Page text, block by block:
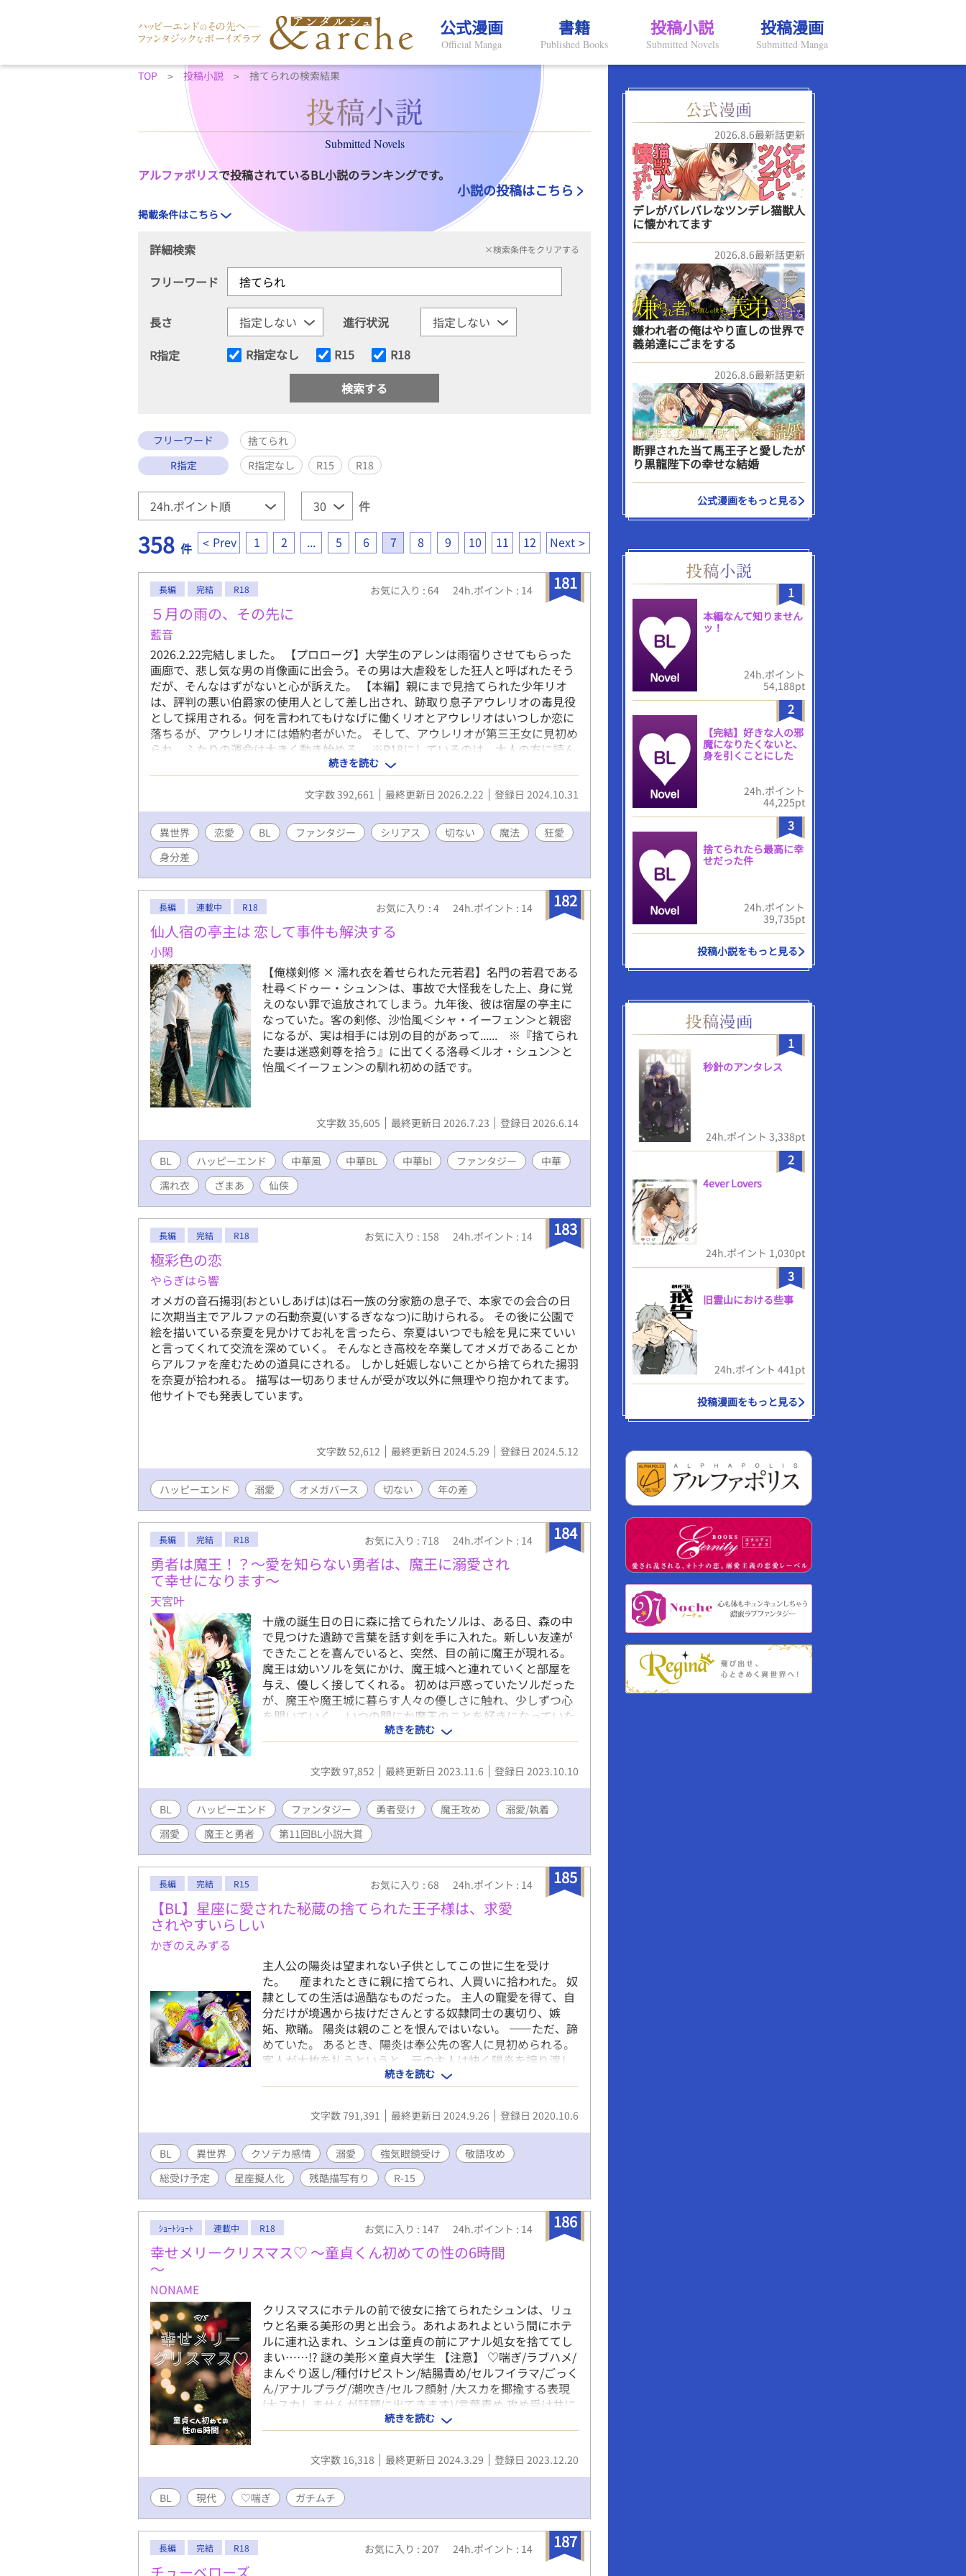
公式漫画
Official Manga
書籍
Published Books
投稿小説
Submitted Novels
投稿漫画
Submitted Manga
TOP 投稿小説 捨てられの検索結果
Submitted Novels
アルファポリスで投稿されているBL小説のランキングです。
小説の投稿はこちら
掲載条件はこちら
詳細検索 ×検索条件をクリアする
フリーワード
長さ
進行状況
R指定
R指定なし R15 R18
フリーワード
捨てられ
R指定
R指定なし R15 R18
件
358 件 Prev 1 2 ... 5 6 7 8 9 10 11 12 Next
181
長編 完結 R18 お気に入り : 64 24h.ポイント : 14
５月の雨の、その先に
藍音
2026.2.22完結しました。 【プロローグ】大学生のアレンは雨宿りさせてもらった
画廊で、悲し気な男の肖像画に出会う。その男は大虐殺をした狂人と呼ばれたそう
だが、そんなはずがないと心が訴えた。 【本編】親にまで見捨てられた少年リオ
は、評判の悪い伯爵家の使用人として差し出され、跡取り息子アウレリオの毒見役
として採用される。何を言われてもけなげに働くリオとアウレリオはいつしか恋に
落ちるが、アウレリオには婚約者がいた。 そして、アウレリオが第三王女に見初め
られ、ふたりの運命は大きく動き始める。 ※R18にしているのは、大人の方に読ん
でほしいという作者の願望です。ストーリー重視。 ※R18の描写がメインではあり
ません。私の読者様は苦手な方が多いようなので、がっつりの回は※3つつけてま
す。 ※作者修正癖あり。ちょこちょこと戻っては加筆修正しています（ストーリー
は変わりません）
続きを読む
文字数 392,661 最終更新日 2026.2.22 登録日 2024.10.31
異世界 恋愛 BL ファンタジー シリアス 切ない 魔法
狂愛
身分差
182
長編 連載中 R18 お気に入り : 4 24h.ポイント : 14
仙人宿の亭主は 恋して事件も解決する
小閑
【俺様剣修 × 濡れ衣を着せられた元若君】名門の若君である
杜尋＜ドゥー・シュン＞は、事故で大怪我をした上、身に覚
えのない罪で追放されてしまう。九年後、彼は宿屋の亭主に
なっていた。客の剣修、沙怡風＜シャ・イーフェン＞と親密
になるが、実は相手には別の目的があって...... ※『捨てられ
た妻は迷惑剣尊を拾う』に出てくる洛尋＜ルオ・シュン＞と
怡風＜イーフェン＞の馴れ初めの話です。
文字数 35,605 最終更新日 2026.7.23 登録日 2026.6.14
BL ハッピーエンド 中華風 中華BL 中華bl ファンタジー
中華
濡れ衣
ざまあ 仙侠
183
長編 完結 R18 お気に入り : 158 24h.ポイント : 14
極彩色の恋
やらぎはら響
オメガの音石揚羽(おといしあげは)は石一族の分家筋の息子で、本家での会合の日
に次期当主でアルファの石動奈夏(いするぎななつ)に助けられる。 その後に公園で
絵を描いている奈夏を見かけてお礼を言ったら、奈夏はいつでも絵を見に来ていい
と言ってくれて交流を深めていく。 そんなとき高校を卒業してオメガであることか
らアルファを産むための道具にされる。 しかし妊娠しないことから捨てられた揚羽
を奈夏が拾われる。 描写は一切ありませんが受が攻以外に無理やり抱かれてます。
他サイトでも発表しています。
文字数 52,612 最終更新日 2024.5.29 登録日 2024.5.12
ハッピーエンド 溺愛 オメガバース 切ない 年の差
184
長編 完結 R18 お気に入り : 718 24h.ポイント : 14
勇者は魔王！？〜愛を知らない勇者は、魔王に溺愛され
て幸せになります〜
天宮叶
十歳の誕生日の日に森に捨てられたソルは、ある日、森の中
で見つけた遺跡で言葉を話す剣を手に入れた。新しい友達が
できたことを喜んでいると、突然、目の前に魔王が現れる。
魔王は幼いソルを気にかけ、魔王城へと連れていくと部屋を
与え、優しく接してくれる。 初めは戸惑っていたソルだった
が、魔王や魔王城に暮らす人々の優しさに触れ、少しずつ心
を開いていく。 いつの間にか魔王のことを好きになっていた
ソル。2人は少しずつ想いを交わしていくが、魔王城で暮ら
すようになって十年目のある日、ソルは自身が勇者であり、
魔王の敵だと知ってしまい＿＿＿＿＿。 溺愛しすぎな無口隠
れ執着魔王 × 純粋で努力家な勇者 【受け】 ソル（勇者） 10
王に拾われた。自身が勇者だとは気づいていない。努力家で
純粋。闇魔法以外の全属性を使える。 ノクス（魔王） 黒髪・
赤目 年齢不明 ・ソルを拾い育てる。段々とソルに惹かれてい
く。闇魔法の使い手であり、歴代最強と言われる魔王。無口
だが、ソルを溺愛している。 今作は、受けの幼少期からスタ
ートします。それに伴い、攻めとのガッツリイチャイチャ
は、成人編が始まってからとなりますのでご了承ください。
BL大賞参加作品です‼️ 本編完結済み
続きを読む
文字数 97,852 最終更新日 2023.11.6 登録日 2023.10.10
BL ハッピーエンド ファンタジー 勇者受け 魔王攻め
溺愛/執着
溺愛
魔王と勇者 第11回BL小説大賞
185
長編 完結 R15 お気に入り : 68 24h.ポイント : 14
【BL】星座に愛された秘蔵の捨てられた王子様は、求愛
されやすいらしい
かぎのえみずる
主人公の陽炎は望まれない子供としてこの世に生を受け
た。 産まれたときに親に捨てられ、人買いに拾われた。 奴
隷としての生活は過酷なものだった。 主人の寵愛を得て、自
分だけが境遇から抜けださんとする奴隷同士の裏切り、嫉
妬、欺瞞。 陽炎は親のことを恨んではいない。 ――ただ、諦
めていた。 あるとき、陽炎は奉公先の客人に見初められる。
客人が大枚を払うというと、元の主人は快く陽炎を譲り渡し
た。 客人の肉奴隷になる直前の日に、不思議な妖術の道具を
拾う。 道具は、自分の受けた怪我の体験によって星座の名を
持つ人間を生み出す不思議な道具で、陽炎の傷から最初に産
まれたのは鴉座の男だった。 星座には、愛属性と忠実属性が
だけは無条件に愛してくれる。 陽炎は、人間を信じる気など
なかったが、柘榴という少年が現れ――……。 これは、夜空
を愛する孤独な青年が、仲間が出来ていくまでの不器用な
話。 大長編の第一部。 ※某所にも載せてあります。一部残
酷・暴力表現が出てきます。基本的に総受け設定です。 女性
キャラも出てくる回がありますので苦手な方はお気をつけく
ださい。 ※流行病っぽい描写が第二部にて出ますが、これは
現実と一切関係ないストーリー上だとキャラの戦略の手法の
りたいわけではなく、数年前の作品にそういう表現が偶々あ
っただけです。この作品は数年前の物です。 ※タイトル改題
しました。元「ベルベットプラネタリウム」
続きを読む
文字数 791,391 最終更新日 2024.9.26 登録日 2020.10.6
BL 異世界 クソデカ感情 溺愛 強気眼鏡受け
敬語攻め
総受け予定
星座擬人化 残酷描写有り R-15
186
ｼｮｰﾄｼｮｰﾄ 連載中 R18 お気に入り : 147 24h.ポイント : 14
幸せメリークリスマス♡ ～童貞くん初めての性の6時間
～
NONAME
クリスマスにホテルの前で彼女に捨てられたシュンは、リュ
ウと名乗る美形の男と出会う。あれよあれよという間にホテ
ルに連れ込まれ、シュンは童貞の前にアナル処女を捨ててし
まい……!? 謎の美形×童貞大学生 【注意】 ♡喘ぎ/ラブハメ/
まんぐり返し/種付けピストン/結腸責め/セルフイラマ/ごっく
ん/アナルプラグ/潮吹き/セルフ顔射 /大スカを揶揄する表現
(大スカしませんが話題に出てきます)/言葉責め 攻め受け共に
続きを読む
文字数 16,318 最終更新日 2024.3.29 登録日 2023.12.20
BL 現代 ♡喘ぎ ガチムチ
187
長編 完結 R18 お気に入り : 207 24h.ポイント : 14
チューベローズ
2026.8.6最新話更新
デレがバレバレなツンデレ猫獣人
に懐かれてます
2026.8.6最新話更新
嫌われ者の俺はやり直しの世界で
義弟達にごまをする
2026.8.6最新話更新
断罪された当て馬王子と愛したが
り黒龍陛下の幸せな結婚
公式漫画をもっと見る
1
本編なんて知りません
ッ！
24h.ポイント
54,188pt
2
【完結】好きな人の邪
魔になりたくないと、
身を引くことにした
24h.ポイント
44,225pt
3
捨てられたら最高に幸
せだった件
24h.ポイント
39,735pt
投稿小説をもっと見る
1
秒針のアンタレス
24h.ポイント 3,338pt
2
4ever Lovers
24h.ポイント 1,030pt
3
旧霊山における些事
24h.ポイント 441pt
投稿漫画をもっと見る